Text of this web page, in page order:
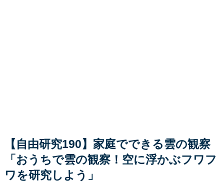
【自由研究190】家庭でできる雲の観察
「おうちで雲の観察！空に浮かぶフワフ
ワを研究しよう」